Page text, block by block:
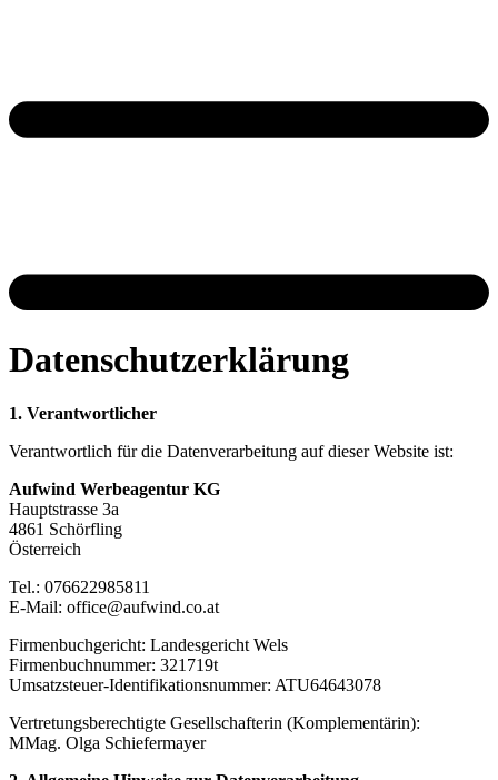
Datenschutz­erklärung
1. Verantwortlicher
Verantwortlich für die Datenverarbeitung auf dieser Website ist:
Aufwind Werbeagentur KG
Hauptstrasse 3a
4861 Schörfling
Österreich
Tel.: 076622985811
E-Mail: office@aufwind.co.at
Firmenbuchgericht: Landesgericht Wels
Firmenbuchnummer: 321719t
Umsatzsteuer-Identifikationsnummer: ATU64643078
Vertretungsberechtigte Gesellschafterin (Komplementärin):
MMag. Olga Schiefermayer